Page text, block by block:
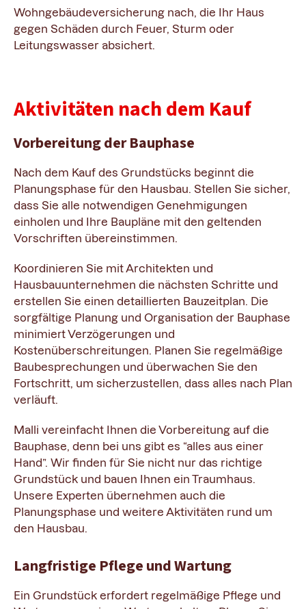
Wohngebäudeversicherung nach, die Ihr Haus
gegen Schäden durch Feuer, Sturm oder
Leitungswasser absichert.
Aktivitäten nach dem Kauf
Vorbereitung der Bauphase
Nach dem Kauf des Grundstücks beginnt die
Planungsphase für den Hausbau. Stellen Sie sicher,
dass Sie alle notwendigen Genehmigungen
einholen und Ihre Baupläne mit den geltenden
Vorschriften übereinstimmen.
Koordinieren Sie mit Architekten und
Hausbauunternehmen die nächsten Schritte und
erstellen Sie einen detaillierten Bauzeitplan. Die
sorgfältige Planung und Organisation der Bauphase
minimiert Verzögerungen und
Kostenüberschreitungen. Planen Sie regelmäßige
Baubesprechungen und überwachen Sie den
Fortschritt, um sicherzustellen, dass alles nach Plan
verläuft.
Malli vereinfacht Ihnen die Vorbereitung auf die
Bauphase, denn bei uns gibt es “alles aus einer
Hand”. Wir finden für Sie nicht nur das richtige
Grundstück und bauen Ihnen ein Traumhaus.
Unsere Experten übernehmen auch die
Planungsphase und weitere Aktivitäten rund um
den Hausbau.
Langfristige Pflege und Wartung
Ein Grundstück erfordert regelmäßige Pflege und